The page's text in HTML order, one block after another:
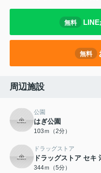
無料
無料
周辺施設
公園
はぎ公園
103ｍ（2分）
ドラッグストア
ドラッグストア セキ
344ｍ（5分）